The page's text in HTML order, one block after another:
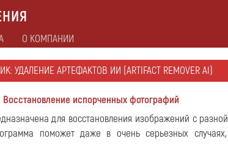
О КОМПАНИИ
УДАЛЕНИЕ АРТЕФАКТОВ ИИ (ARTIFACT REMOVER AI)
Восстановление испорченных фотографий
для восстановления изображений с
поможет даже в очень серьезных